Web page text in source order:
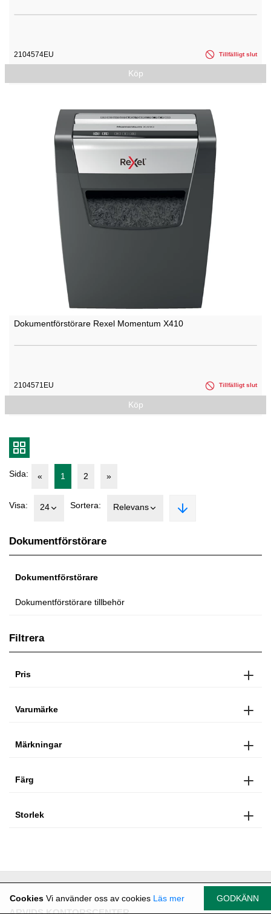
Dokumentförstörare
Dokumentförstörare
Dokumentförstörare tillbehör
Filtrera
Pris
Varumärke
Märkningar
Färg
Storlek
2104574EU Tillfälligt slut
Köp
Dokumentförstörare Rexel Momentum X410
2104571EU Tillfälligt slut
Köp
Sida: « 1 2 »
Visa: 24 Sortera: Relevans
Cookies Vi använder oss av cookies Läs mer GODKÄNN